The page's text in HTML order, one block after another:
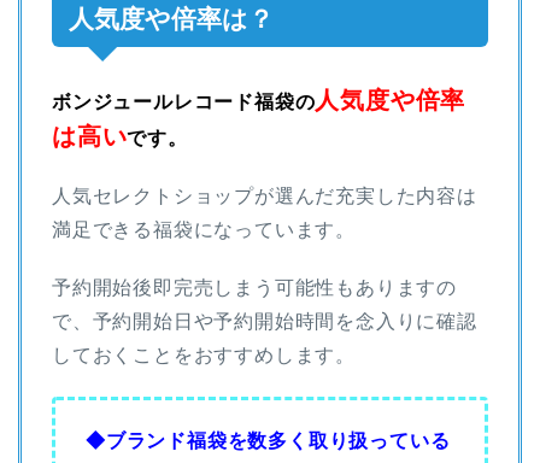
人気度や倍率は？
ボンジュールレコード福袋の 人気度や倍率
は高いです。
人気セレクトショップが選んだ充実した内容は
満足できる福袋になっています。
予約開始後即完売しまう可能性もありますの
で、予約開始日や予約開始時間を念入りに確認
しておくことをおすすめします。
◆ブランド福袋を数多く取り扱っている